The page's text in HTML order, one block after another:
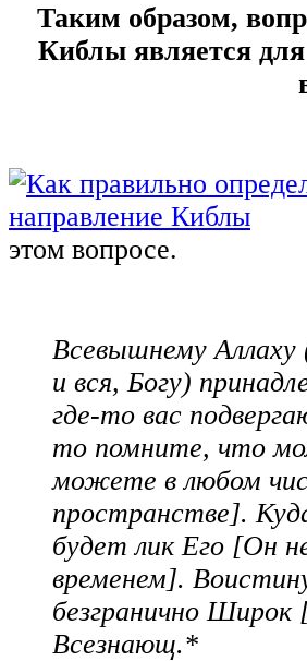
Таким образом,
Киблы является
этом вопросе.
Всевышнему Аллаху
и вся, Богу)
где-то вас
то помните, что
можете в любом
пространстве].
будет лик Его [Он
временем].
безгранично
Всезнающ.*